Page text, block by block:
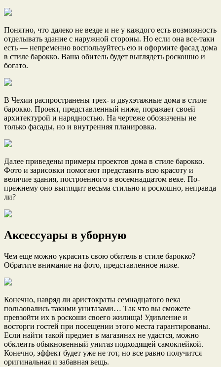
Понятно, что далеко не везде и не у каждого есть возможность
отделывать здание с наружной стороны. Но если она все-таки
есть — непременно воспользуйтесь ею и оформите фасад дома
в стиле барокко. Ваша обитель будет выглядеть роскошно и
богато.
В Чехии распространены трех- и двухэтажные дома в стиле
барокко. Проект, представленный ниже, поражает своей
архитектурой и нарядностью. На чертеже обозначены не
только фасады, но и внутренняя планировка.
Далее приведены примеры проектов дома в стиле барокко.
Фото и зарисовки помогают представить всю красоту и
величие здания, построенного в восемнадцатом веке. По-
прежнему оно выглядит весьма стильно и роскошно, неправда
ли?
Аксессуары в уборную
Чем еще можно украсить свою обитель в стиле барокко?
Обратите внимание на фото, представленное ниже.
Конечно, навряд ли аристократы семнадцатого века
пользовались такими унитазами… Так что вы сможете
превзойти их в роскоши своего жилища! Удивление и
восторги гостей при посещении этого места гарантированы.
Если найти такой предмет в магазинах не удастся, можно
обклеить обыкновенный унитаз подходящей самоклейкой.
Конечно, эффект будет уже не тот, но все равно получится
оригинальная и забавная вещь.